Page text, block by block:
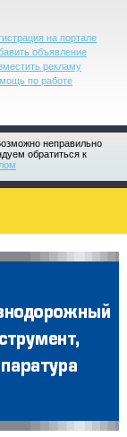
на портале
объявление
рекламу
по работе
неправильно
обратиться к